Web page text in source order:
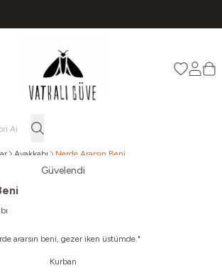
Favorilerim
Ayakkabı Nerde Ararsın Beni
Güvelendi
ararsın beni, gezer iken üstümde."
Kurban